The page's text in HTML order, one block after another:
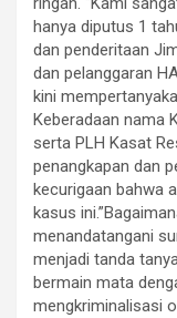
hanya diputus 1
dan penderitaan
dan pelanggaran
kini
Keberadaan nama
serta PLH Kasat
penangkapan dan
kecurigaan bahwa
kasus
menandatangani
menjadi tanda
bermain mata
mengkriminalisasi